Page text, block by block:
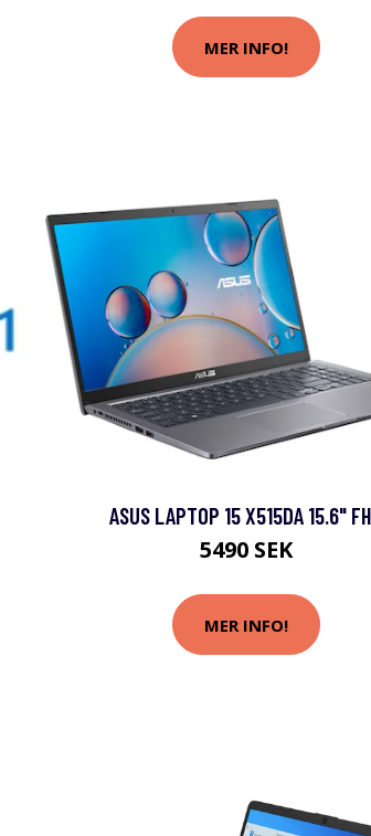
MER INFO!
ASUS LAPTOP 15 X515DA 15.6"
5490 SEK
MER INFO!